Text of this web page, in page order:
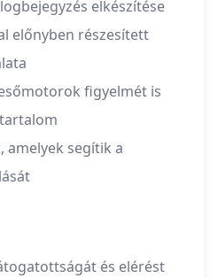
elkészítése
előnyben részesített
figyelmét is
amelyek segítik a
és elérést